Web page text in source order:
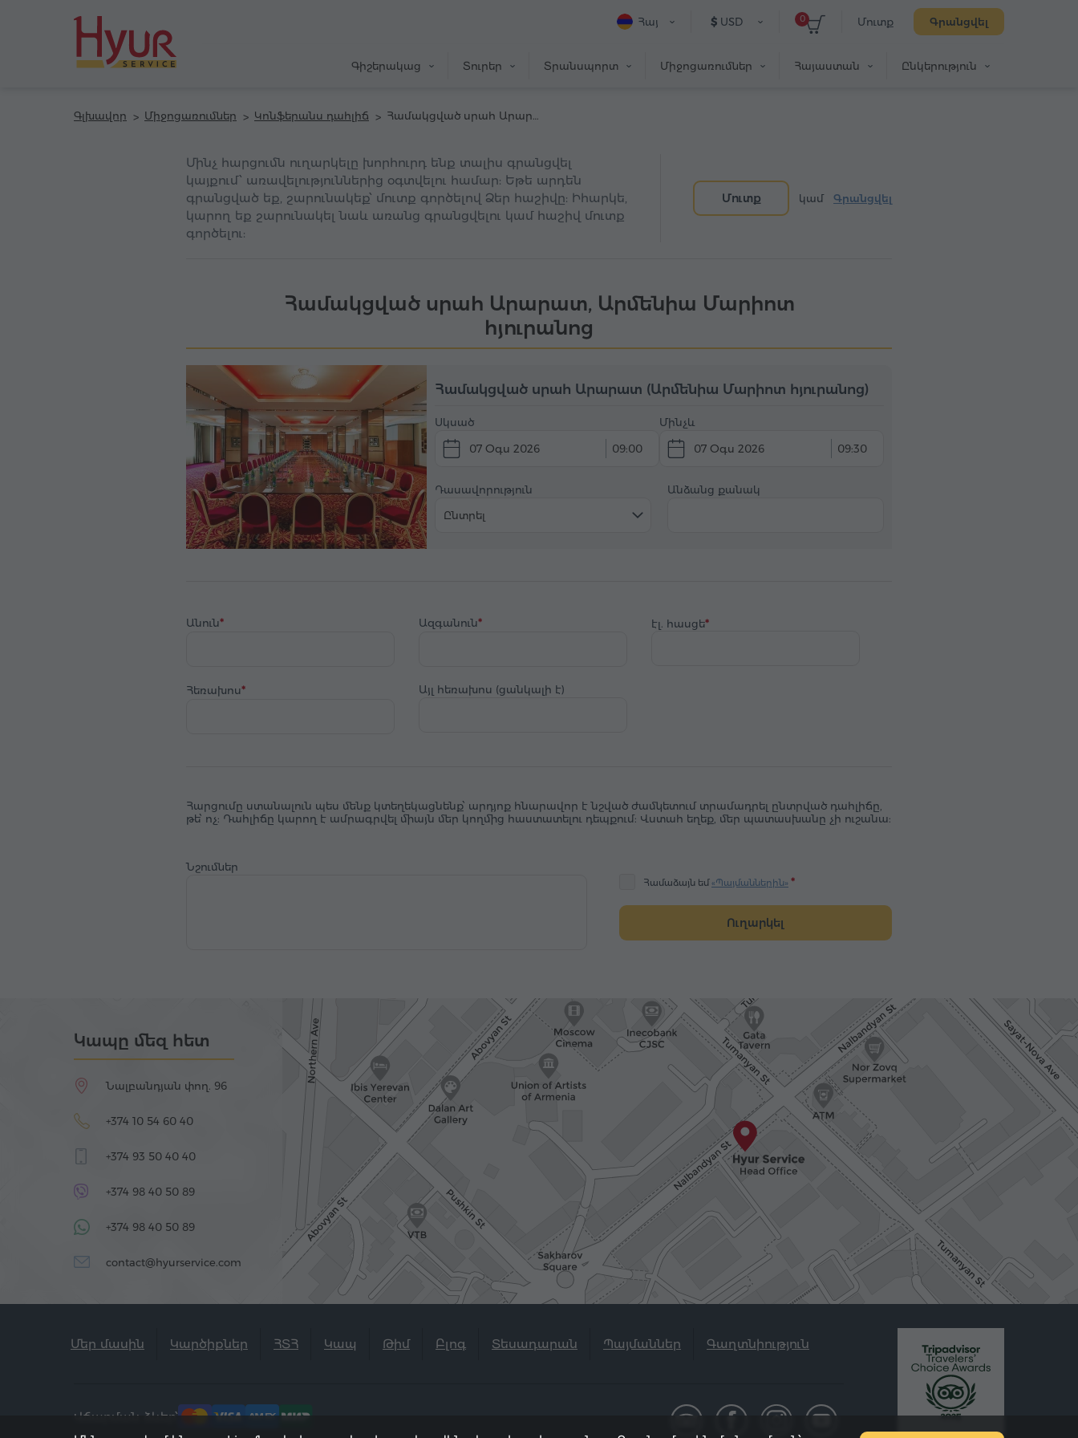
Մուտք Գրանցվել
0
$ USD
Հայ
Գիշերակաց Տուրեր Տրանսպորտ Միջոցառումներ Հայաստան Ընկերություն
Գլխավոր Միջոցառումներ Կոնֆերանս դահլիճ
Մինչ հարցումն ուղարկելը խորհուրդ ենք տալիս գրանցվել
կայքում՝ առավելություններից օգտվելու համար: Եթե արդեն
գրանցված եք, շարունակեք՝ մուտք գործելով Ձեր հաշիվը: Իհարկե,
կարող եք շարունակել նաև առանց գրանցվելու կամ հաշիվ մուտք
գործելու:
Մուտք կամ Գրանցվել
Համակցված սրահ Արարատ, Արմենիա Մարիոտ
հյուրանոց
Համակցված սրահ Արարատ (Արմենիա Մարիոտ հյուրանոց)
Սկսած
07 Օգս 2026 09:00
Մինչև
07 Օգս 2026 09:30
Դասավորություն
Ընտրել
Անձանց քանակ
Անուն Ազգանուն էլ. հասցե
Հեռախոս Այլ հեռախոս (ցանկալի է)
Հարցումը ստանալուն պես մենք կտեղեկացնենք՝ արդյոք հնարավոր է նշված ժամկետում տրամադրել ընտրված դահլիճը,
թե՝ ոչ: Դահլիճը կարող է ամրագրվել միայն մեր կողմից հաստատելու դեպքում: Վստահ եղեք, մեր պատասխանը չի ուշանա:
Նշումներ
Համաձայն եմ «Պայմաններին»
Ուղարկել
Կապը մեզ հետ
Նալբանդյան փող. 96
+374 10 54 60 40
+374 93 50 40 40
+374 98 40 50 89
+374 98 40 50 89
contact@hyurservice.com
Մեր մասին Կարծիքներ ՀՏՀ Կապ Թիմ Բլոգ Տեսադարան Պայմաններ Գաղտնիություն
Վճարման ձևեր՝